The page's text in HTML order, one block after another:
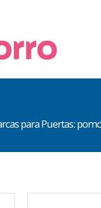
para Puertas: